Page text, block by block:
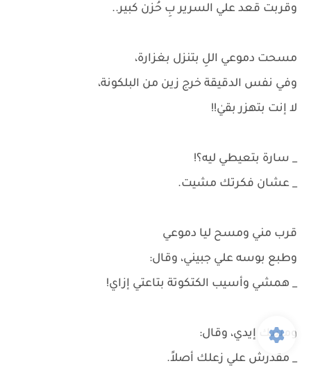
وقربت قعد علي السرير بِ حُزن كبير..
مسحت دموعي اللِ بتنزل بغزارة،
وفي نفس الدقيقة خرج زين من البلكونة،
لا إنت بتهزر بقيٰ!!
_ سارة بتعيطي ليه؟!
_ عشان فكرتك مشيت.
قرب مني ومسح ليا دموعي
وطبع بوسه علي جبيني، وقال:
_ همشي وأسيب الكتكوتة بتاعتي إزاي!
ومسك إيدي، وقال:
_ مقدرش علي زعلك أصلاً.